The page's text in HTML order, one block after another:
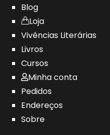
Blog
Loja
Vivências Literárias
Livros
Cursos
Minha conta
Pedidos
Endereços
Sobre